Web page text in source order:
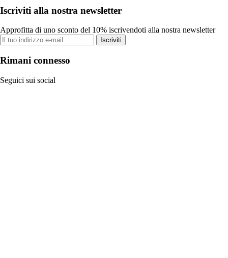
Iscriviti alla nostra newsletter
Approfitta di uno sconto del 10% iscrivendoti alla nostra newsletter
Iscriviti
Rimani connesso
Seguici sui social